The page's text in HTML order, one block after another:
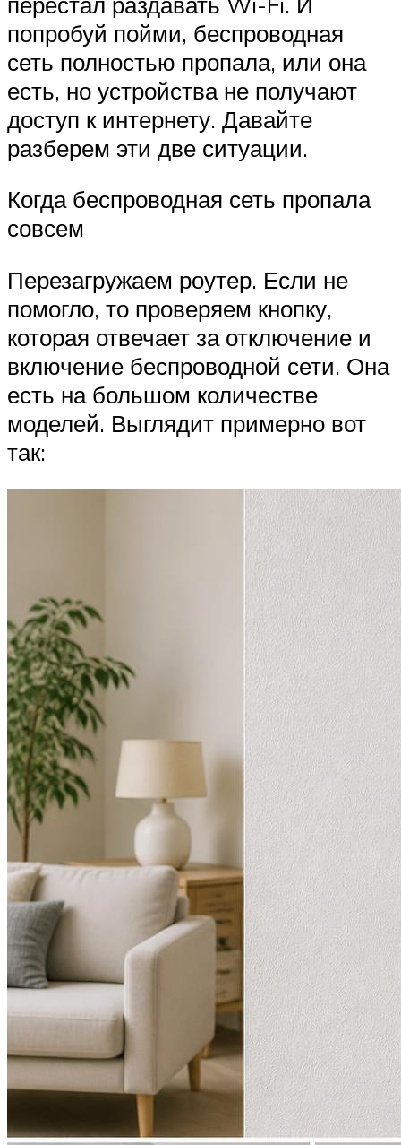
попробуй пойми, беспроводная
сеть полностью пропала, или она
есть, но устройства не получают
доступ к интернету. Давайте
разберем эти две ситуации.
Когда беспроводная сеть пропала
совсем
Перезагружаем роутер. Если не
помогло, то проверяем кнопку,
которая отвечает за отключение и
включение беспроводной сети. Она
есть на большом количестве
моделей. Выглядит примерно вот
так: